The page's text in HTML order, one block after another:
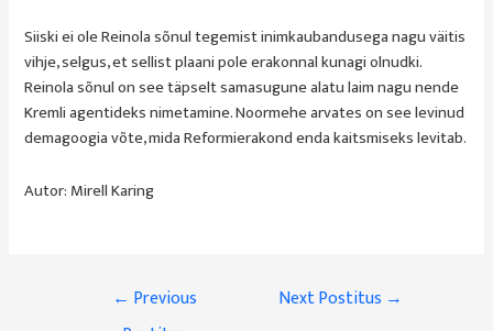
Siiski ei ole Reinola sõnul tegemist inimkaubandusega nagu väitis
vihje, selgus, et sellist plaani pole erakonnal kunagi olnudki.
Reinola sõnul on see täpselt samasugune alatu laim nagu nende
Kremli agentideks nimetamine. Noormehe arvates on see levinud
demagoogia võte, mida Reformierakond enda kaitsmiseks levitab.
Autor: Mirell Karing
Navigeerimine
← Previous
Next Postitus →